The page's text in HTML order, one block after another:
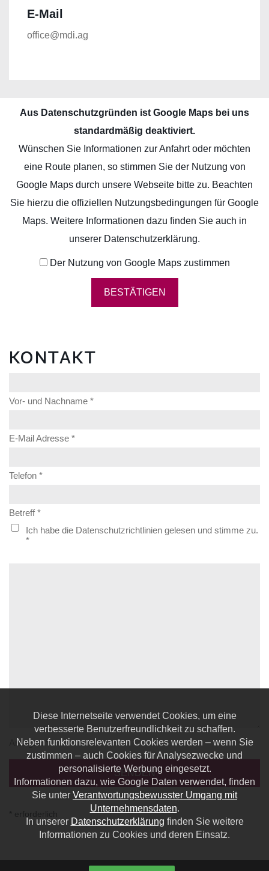
ÜBER UNS
ANKAUF
VERBUNDENE
UNTERNEHMEN
UNSERE IMMOBILIEN
ÜBERSICHT
BÜRO
GEMISCHTE NUTZUNG
PROJEKTENTWICKLUNG
VERMIETUNG
KARRIERE
KONTAKT
E-Mail
office@mdi.ag
Aus Datenschutzgründen ist Google Maps bei uns
standardmäßig deaktiviert.
Wünschen Sie Informationen zur Anfahrt oder möchten
eine Route planen, so stimmen Sie der Nutzung von
Google Maps durch unsere Webseite bitte zu. Beachten
Sie hierzu die offiziellen Nutzungsbedingungen für Google
Maps. Weitere Informationen dazu finden Sie auch in
unserer Datenschutzerklärung.
Der Nutzung von Google Maps zustimmen
BESTÄTIGEN
KONTAKT
Vor- und Nachname *
E-Mail Adresse *
Telefon *
Betreff *
Ich habe die Datenschutzrichtlinien gelesen und stimme zu.
*
Anliegen *
Diese Internetseite verwendet Cookies, um eine
verbesserte Benutzerfreundlichkeit zu schaffen.
Neben funktionsrelevanten Cookies werden – wenn Sie
zustimmen – auch Cookies für Analysezwecke und
personalisierte Werbung eingesetzt.
Informationen dazu, wie Google Daten verwendet, finden
Sie unter Verantwortungsbewusster Umgang mit
Unternehmensdaten.
In unserer Datenschutzerklärung finden Sie weitere
Informationen zu Cookies und deren Einsatz.